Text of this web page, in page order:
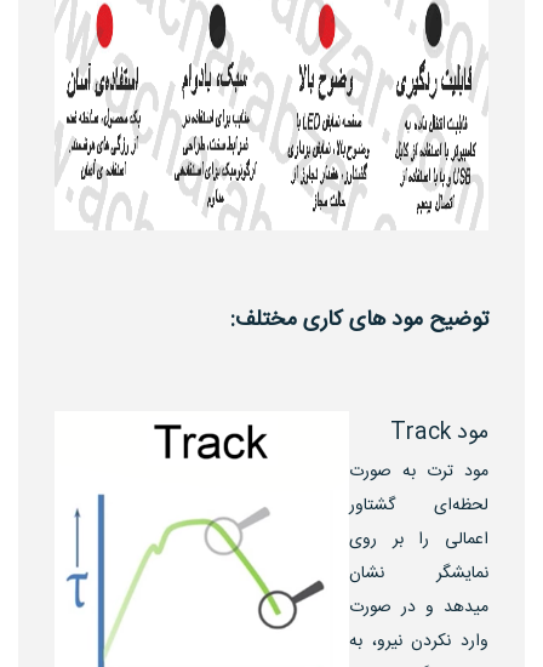
توضیح مود های کاری مختلف:
مود Track
مود ترت به صورت
لحظه‌ای گشتاور
اعمالی را بر روی
نمایشگر نشان
میدهد و در صورت
وارد نکردن نیرو، به